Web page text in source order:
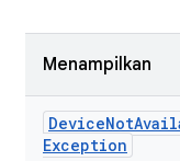
Menampilkan
DeviceNot
Exception